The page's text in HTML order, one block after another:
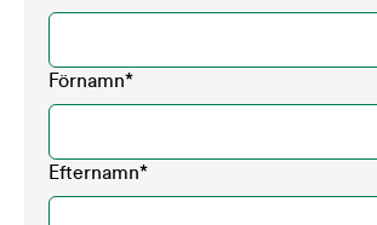
Förnamn*
Efternamn*